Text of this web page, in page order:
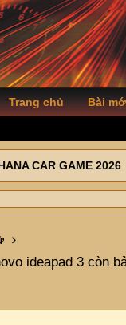
Trang chủ Bài
CAR GAME 2026
ideapad 3 còn